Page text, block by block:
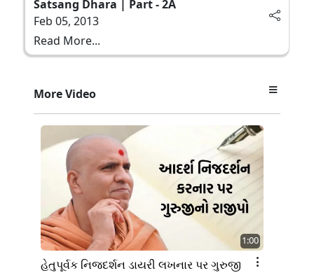
Satsang Dhara | Part - 2A
Feb 05, 2013
Read More...
More Video
1:00
હેતુપૂર્વક નિજદર્શન ડાયરી લખનાર પર ગુરુજી